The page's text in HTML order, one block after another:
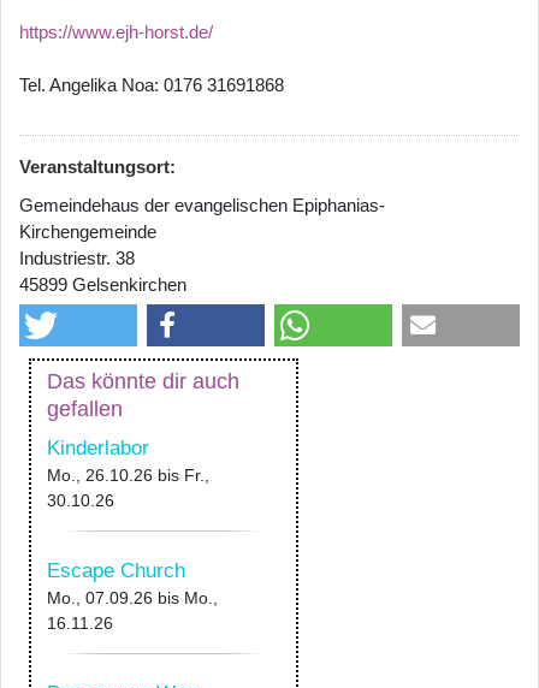
https://www.ejh-horst.de/
Tel. Angelika Noa: 0176 31691868
Veranstaltungsort:
Gemeindehaus der evangelischen Epiphanias-
Kirchengemeinde
Industriestr. 38
45899 Gelsenkirchen
Das könnte dir auch
gefallen
Kinderlabor
Mo., 26.10.26 bis Fr.,
30.10.26
Escape Church
Mo., 07.09.26 bis Mo.,
16.11.26